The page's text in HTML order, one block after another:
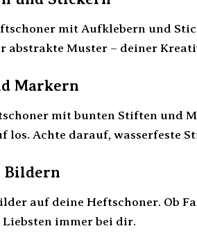
mit Aufklebern und
abstrakte Muster – deiner
Markern
mit bunten Stiften und
los. Achte darauf, wasserfeste
Bildern
auf deine Heftschoner. Ob
Liebsten immer bei dir.